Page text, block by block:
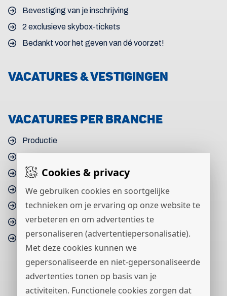
Cookies & privacy
We gebruiken cookies en soortgelijke
technieken om je ervaring op onze website te
verbeteren en om advertenties te
personaliseren (advertentiepersonalisatie).
Met deze cookies kunnen we
gepersonaliseerde en niet-gepersonaliseerde
advertenties tonen op basis van je
activiteiten. Functionele cookies zorgen dat
Bevestiging van je inschrijving
2 exclusieve skybox-tickets
Bedankt voor het geven van dé voorzet!
VACATURES & VESTIGINGEN
VACATURES PER BRANCHE
Productie
Techniek
Bouw & Infra
Procestechniek
Maritiem
Metaaltechniek